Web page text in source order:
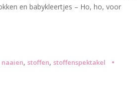
en babykleertjes – Ho, ho, voor
naaien, stoffen, stoffenspektakel